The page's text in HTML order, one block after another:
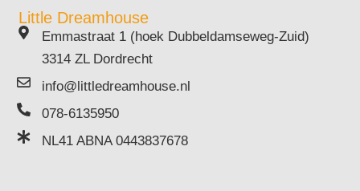
Little Dreamhouse
Emmastraat 1 (hoek Dubbeldamseweg-Zuid)
3314 ZL Dordrecht
info@littledreamhouse.nl
078-6135950
NL41 ABNA 0443837678